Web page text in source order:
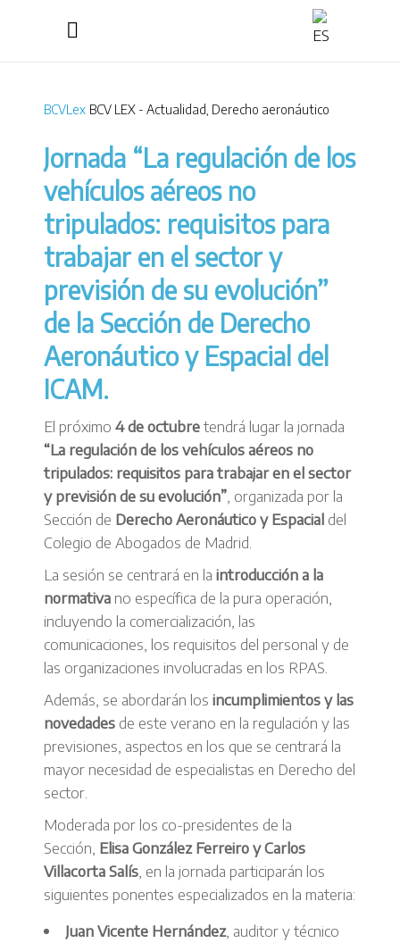
BCVLex BCV LEX - Actualidad Derecho aeronáutico
Jornada “La regulación de los
vehículos aéreos no
tripulados: requisitos para
trabajar en el sector y
previsión de su evolución”
de la Sección de Derecho
Aeronáutico y Espacial del
ICAM.
El próximo 4 de octubretendrá lugar la jornada
“La regulación de los vehículos aéreos no
tripulados: requisitos para trabajar en el sector
y previsión de su evolución” , organizada por la
Sección de Derecho Aeronáutico y Espacial del
Colegio de Abogados de Madrid.
La sesión se centrará en la introducción a la
normativa no específica de la pura operación,
incluyendo la comercialización, las
comunicaciones, los requisitos del personal y de
las organizaciones involucradas en los RPAS.
Además, se abordarán los incumplimientos y las
novedades de este verano en la regulación y las
previsiones, aspectos en los que se centrará la
mayor necesidad de especialistas en Derecho del
sector.
Moderada por los co-presidentes de la
Sección, Elisa González Ferreiro y Carlos
Villacorta Salís , en la jornada participarán los
siguientes ponentes especializados en la materia:
Juan Vicente Hernández , auditor y técnico